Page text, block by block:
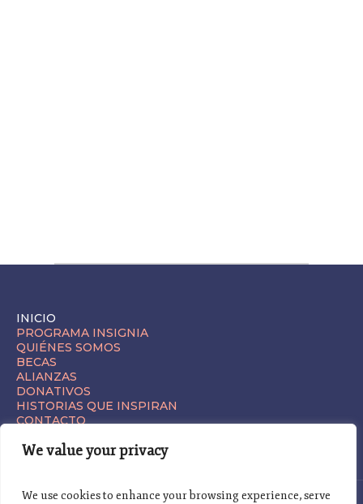
We value your privacy
We use cookies to enhance your browsing experience, serve
INICIO
PROGRAMA INSIGNIA
QUIÉNES SOMOS
BECAS
ALIANZAS
DONATIVOS
HISTORIAS QUE INSPIRAN
CONTACTO